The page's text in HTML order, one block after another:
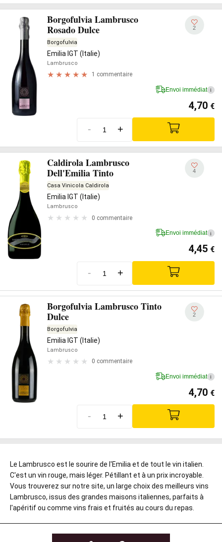
Borgofulvia Lambrusco
Rosado Dulce
Borgofulvia
Emilia IGT (Italie)
Lambrusco
1 commentaire
2
Envoi immédiat i
4,70 €
- +
Caldirola Lambrusco
Dell'Emilia Tinto
Casa Vinicola Caldirola
Emilia IGT (Italie)
Lambrusco
0 commentaire
4
Envoi immédiat i
4,45 €
- +
Borgofulvia Lambrusco Tinto
Dulce
Borgofulvia
Emilia IGT (Italie)
Lambrusco
0 commentaire
2
Envoi immédiat i
4,70 €
- +
Le Lambrusco est le sourire de l'Emilia et de tout le vin italien.
C'est un vin rouge, mais léger. Pétillant et à un prix incroyable.
Vous trouverez sur notre site, un large choix des meilleurs vins
Lambrusco, issus des grandes maisons italiennes, parfaits à
l'apéritif ou comme vins frais et fruités au cours du repas.